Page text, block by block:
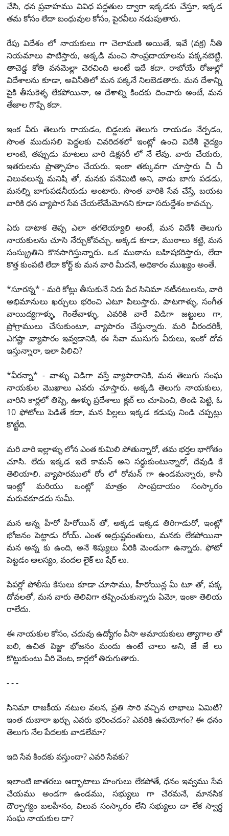
చేసి, ధన ప్రవాహము వివిధ పద్దతుల ద్వారా ఇక్కడకు చేస్తూ, ఇక్కడ
తమ కోసం లేదా బంధువుల కోసం, పైరవీలు నడుపుతారు.
రేపు విదేశం లో నాయకులు గా చెలామణి అయితే, ఇవే (వక్ర) నీతి
నియమాలు పాటిస్తారు, అక్కడి మంచి సాంప్రదాయాలను పక్కనబెట్టి.
తాచెడ్డ కోతి వనమెల్లా చెరచింది అంటే ఇదే కదా. రాబోయే రోజుల్లో
విదేశాలను కూడా, అవినీతిలో మన పక్కనే నిలబెడతారు. మన దేశాన్ని
పైకి తీసుకెళ్ళ లేకపోయినా, ఆ దేశాల్ని కిందకు దించారు అంటే, మన
తేజాల గొప్పే కదా.
ఇంక వీరు తెలుగు రాయడం, బిడ్డలకు తెలుగు రాయడం నేర్పడం,
సొంత ముదుసలి పెద్దలకు చివరిదశలో ఇంట్లో ఉంచి విదేశీ వైద్యం
లాంటి, తప్పుడు మాటలు వారి డిక్షనరీ లో నే లేవు. వారు చేయరు,
ఇతరులను ప్రొత్సాహం చేయరు. ఇంకా తక్కువగా చూస్తారు చీ చీ
విలువలున్న మనిషి తో, మనకు పనేమిటి అని, వాడు బాగు పడడు,
మనల్ని బాగుపడనీయడు అంటారు. సొంత వారికి సేవ చేస్తే, బయట
వారికి ధన వ్యాపార సేవ చేయలేమేమోనని కూడా సదుద్దేశం కావచ్చు.
ఏరు దాటాక తెప్ప ఎలా తగలెయ్యాలి అంటే, మన విదేశీ తెలుగు
నాయకులను చూసి నేర్చుకోవచ్చు. అక్కడ కూడా, ముఠాలు కట్టి, మన
సంస్క్రుతిని కొనసాగిస్తున్నారు. ఒక ముఠాను బహిషకరిస్తారు, లేదా
కొత్త కుంపటి లేదా కోర్ట్ కు మన వారి మీదనే, అధికారం ముఖ్యం అంతే.
*సూరన్న* - మరి కోట్లు తీసుకునే నిరు పేద సినిమా నటీనటులను, వారి
అభిమానులు ఖర్చులు భరించి ఎటూ పిలుస్తారు. పాటగాళ్ళు, సంగీత
వాయిద్యగాళ్ళు, గెంతేవాళ్ళు, ఎవరికి వారే విడిగా జట్టులు గా,
ప్రోగ్రాములు చేసుకుంటూ, వ్యాపారం చేస్తున్నారు. మరి వీరందరికీ,
ఎగష్టా వ్యాపారం ఇవ్వడానికి, ఈ సేవా ముసుగు వీరులు, ఇంకో దోవ
ఇస్తున్నారా, ఇలా పిలిచి?
*వీరన్నా* - వాళ్ళు విడిగా వస్తే వ్యాపారానికి, మన తెలుగు సంఘ
నాయకుల మొఖాలు ఎవరు చూస్తారు. అక్కడి తెలుగు నాయకులు,
వారిని కార్లలో తిప్పి, ఊళ్ళు ప్రదేశాలు క్లబ్ లు చూపించి, తిండి పెట్టి, ఓ
10 ఫోటోలు పెడితే కదా, మన పిల్లలు ఇక్కడ కడుపు నిండి చప్పట్లు
కొట్టేది.
మరి వారి ఇల్లాళ్ళు లోన ఎంత కుమిలి పోతున్నారో, తమ భర్తల భాగోతం
చూసి. లేదు ఇక్కడ ఇదే కామన్ అని సర్ధుకుంటున్నారో, దేవుడి కే
తెలియాలి. వ్యాపారములో రోం లో రోమన్ గా ఉండమన్నారు, కానీ
ఇంట్లో మరియు ఒంట్లో మాత్రం సాంప్రదాయం సంస్కారం
మరువకూడదు సుమీ.
మన అన్న హీరో హీరోయిన్ తో, అక్కడ ఇక్కడ తిరిగాడురో, ఇంట్లో
భోజనం పెట్టాడు రోయ్. ఎంత అద్రుష్టవంతులు, మనకు లేకపోయినా
మన అన్న కు ఉంది, అనే శిష్యులు వీరికి మెండుగా ఉన్నారు. ఫోటో
పెట్టడం ఆలస్యం, వందల లైక్ లు షేర్ లు.
పేపర్లో పోలీసు కేసులు కూడా చూసాము, హీరోయిన్ల మీ టూ తో, పక్క
దోవలతో, మన వారు తెలివిగా తప్పించుకున్నారు ఏమో, ఇంకా తెలియ
రాలేదు.
ఈ నాయకుల కోసం, చదువు ఉద్యోగం వీసా అమాయకులు త్యాగాల తో
బలి, ఉచిత పిజ్జా భోజనం మందు ఉంటే చాలు అని, జే జే లు
కొట్టుకుంటు వీరి వెంట, కార్లలో తిరుగుతారు.
- - -
సినిమా రాజకీయ నటుల వలన, ప్రతి సారి వచ్చిన లాభాలు ఏమిటి?
ఇంత దుబారా ఖర్చు ఎవరు భరించడం? ఎవరికి ఉపయోగం? ఈ ధనం
తెలుగు నేల పేదలకు వాడలేమా?
ఇది సేవ కిందకు వస్తుందా? ఎవరి సేవకు?
ఇలాంటి జాతరలు ఆర్భాటాలు హంగులు లేకపోతే, ధనం ఇవ్వము సేవ
చేయము అండగా ఉండము, సభ్యులు గా చేరమనే, మానసిక
దౌర్భాగ్యం బలహీనం, విలువ సంస్కారం లేని సభ్యులు దా లేక స్వార్ధ
సంఘ నాయకుల దా?